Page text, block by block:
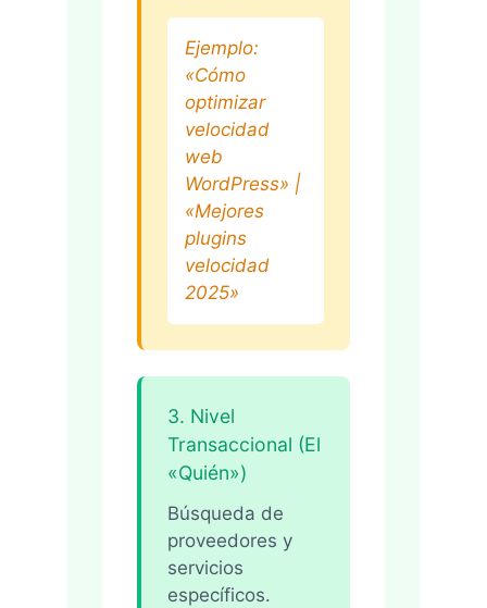
Ejemplo:
«Cómo
optimizar
velocidad
web
WordPress» |
«Mejores
plugins
velocidad
2025»
3. Nivel
Transaccional (El
«Quién»)
Búsqueda de
proveedores y
servicios
específicos.